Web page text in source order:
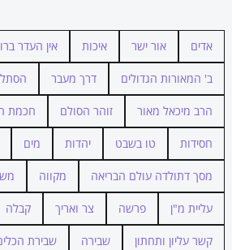
אדים אור ישר איכות אין העדר
ב' המאורות הגדולים דרך מעבר
הרב מיכאל מאור זוהר הסולם חכמת
חסידות טו בשבט יהדות מים
מסך דתולדה עולם הבריאה מקווה
עליית מ"ן פרשה צר ואריך קבלה
קשר עליון ותחתון שבירה שבירת